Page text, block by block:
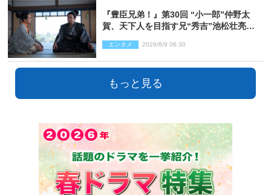
『豊臣兄弟！』第30回 “小一郎”仲野太
賀、天下人を目指す兄“秀吉”池松壮亮
エンタメ 2026/8/9 06:30
もっと見る